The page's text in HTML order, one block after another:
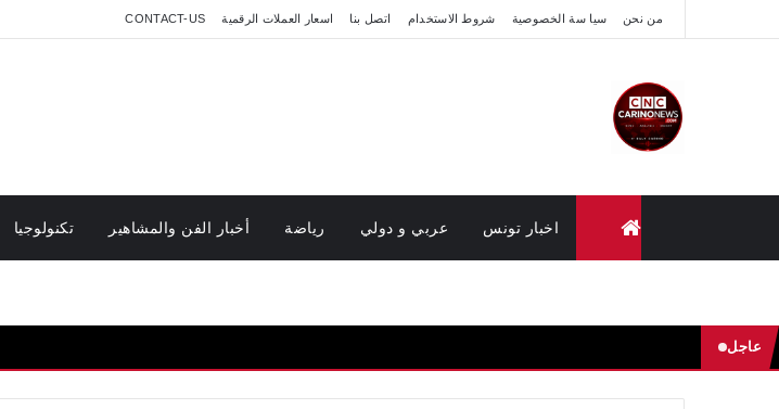
من نحن سيا سة الخصوصية شروط الاستخدام اتصل بنا اسعار العملات الرقمية CONTACT-US
اخبار تونس عربي و دولي رياضة أخبار الفن والمشاهير تكنولوجيا
عاجل